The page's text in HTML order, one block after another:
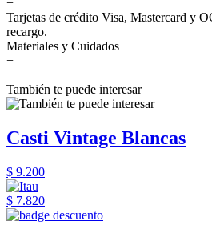
Tarjetas de crédito Visa, Mastercard y
recargo.
Materiales y Cuidados
+
También te puede interesar
Casti Vintage Blancas
$ 9.200
$ 7.820